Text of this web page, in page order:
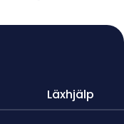
Läxhjälp